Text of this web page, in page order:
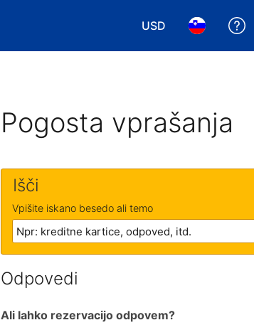
USD
Izbira valute. Vaša
Izbira
Pogosta vprašanja
Išči
Vpišite iskano besedo ali temo
Odpovedi
Ali lahko rezervacijo odpovem?